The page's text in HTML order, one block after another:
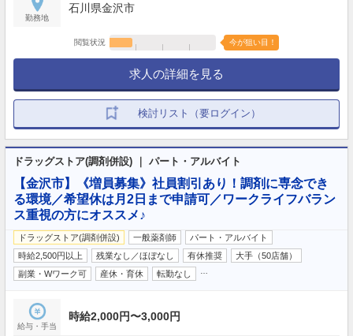
勤務地
石川県金沢市
閲覧状況 今が狙い目！
求人の詳細を見る
検討リスト（要ログイン）
ドラッグストア(調剤併設) ｜ パート・アルバイト
【金沢市】《増員募集》社員割引あり！調剤に専念でき
る環境／希望休は月2日まで申請可／ワークライフバラン
ス重視の方にオススメ♪
ドラッグストア(調剤併設) 一般薬剤師
パート・アルバイト
時給2,500円以上
残業なし／ほぼなし 有休推奨
大手（50店舗）
副業・Wワーク可
産休・育休 転勤なし
給与・手当
時給2,000円〜3,000円